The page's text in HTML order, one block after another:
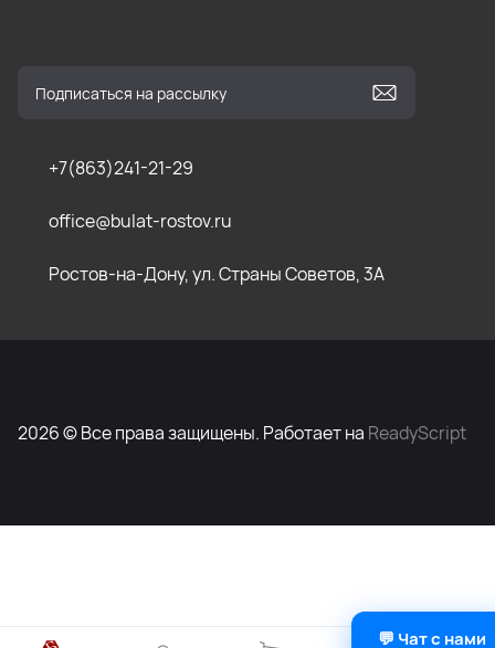
+7(863)241-21-29
office@bulat-rostov.ru
Ростов-на-Дону, ул. Страны Советов, 3А
2026 © Все права защищены. Работает на ReadyScript
💬 Чат с нами